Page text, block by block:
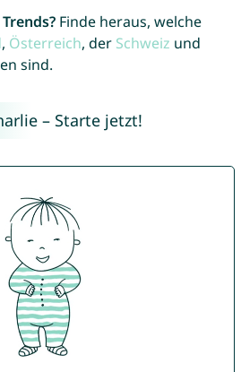
Finde heraus, welche
, Österreich, der Schweiz und
sind.
– Starte jetzt!